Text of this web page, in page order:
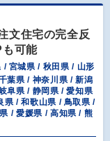
文住宅の完全反
も可能
/ 宮城県 / 秋田県 / 山形
葉県 / 神奈川県 / 新潟
阜県 / 静岡県 / 愛知県
県 / 和歌山県 / 鳥取県 /
/ 愛媛県 / 高知県 / 熊